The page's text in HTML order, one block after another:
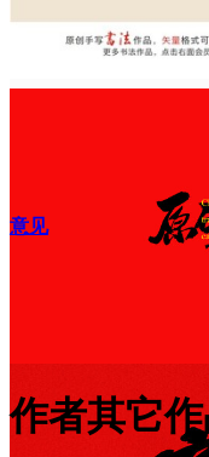
意见
作者其它